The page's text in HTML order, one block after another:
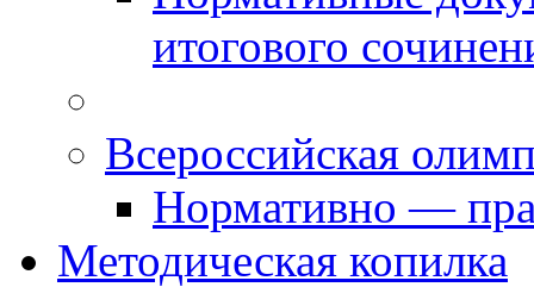
итогового
Всероссийская
Нормативно —
Методическая копилка